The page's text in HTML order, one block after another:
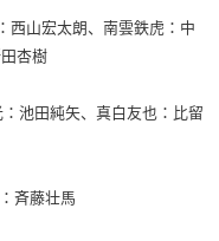
西山宏太朗、南雲鉄虎：中
杏樹
池田純矢、真白友也：比留
斉藤壮馬